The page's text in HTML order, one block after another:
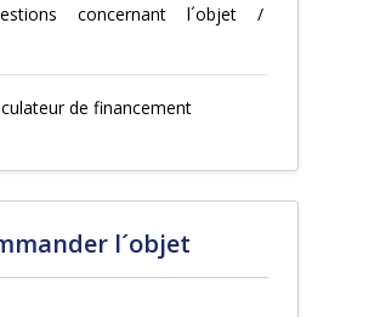
concernant l´objet /
de financement
l´objet